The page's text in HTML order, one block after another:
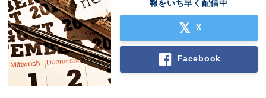
報をいち早く配信中
X
Facebook